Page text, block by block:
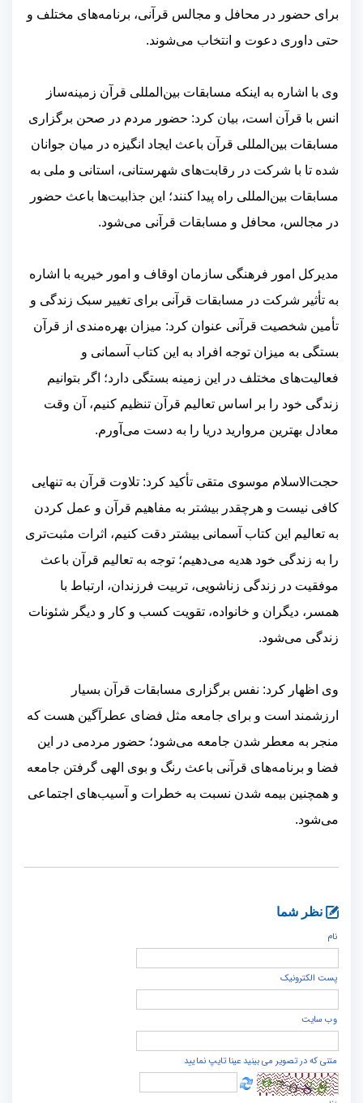
برای حضور در محافل و مجالس قرآنی، برنامه‌های مختلف و
حتی داوری دعوت و انتخاب می‌شوند.
وی با اشاره به اینکه مسابقات بین‌المللی قرآن زمینه‌ساز
انس با قرآن است، بیان کرد: حضور مردم در صحن برگزاری
مسابقات بین‌المللی قرآن باعث ایجاد انگیزه در میان جوانان
شده تا با شرکت در رقابت‌های شهرستانی، استانی و ملی به
مسابقات بین‌المللی راه پیدا کنند؛ این جذابیت‌ها باعث حضور
در مجالس، محافل و مسابقات قرآنی می‌شود.
مدیرکل امور فرهنگی سازمان اوقاف و امور خیریه با اشاره
به تأثیر شرکت در مسابقات قرآنی برای تغییر سبک زندگی و
تأمین شخصیت قرآنی عنوان کرد: میزان بهره‌مندی از قرآن
بستگی به میزان توجه افراد به این کتاب آسمانی و
فعالیت‌های مختلف در این زمینه بستگی دارد؛ اگر بتوانیم
زندگی خود را بر اساس تعالیم قرآن تنظیم کنیم، آن وقت
معادل بهترین مروارید دریا را به دست می‌آورم.
حجت‌الاسلام موسوی متقی تأکید کرد: تلاوت قرآن به تنهایی
کافی نیست و هرچقدر بیشتر به مفاهیم قرآن و عمل کردن
به تعالیم این کتاب آسمانی بیشتر دقت کنیم، اثرات مثبت‌تری
را به زندگی خود هدیه می‌دهیم؛ توجه به تعالیم قرآن باعث
موفقیت در زندگی زناشویی، تربیت فرزندان، ارتباط با
همسر، دیگران و خانواده، تقویت کسب و کار و دیگر شئونات
زندگی می‌شود.
وی اظهار کرد: نفس برگزاری مسابقات قرآن بسیار
ارزشمند است و برای جامعه مثل فضای عطرآگین هست که
منجر به معطر شدن جامعه می‌شود؛ حضور مردمی در این
فضا و برنامه‌های قرآنی باعث رنگ و بوی الهی گرفتن جامعه
و همچنین بیمه شدن نسبت به خطرات و آسیب‌های اجتماعی
می‌شود.
نظر شما
نام
پست الكترونيک
وب سایت
متنی که در تصویر می بینید عینا تایپ نمایید